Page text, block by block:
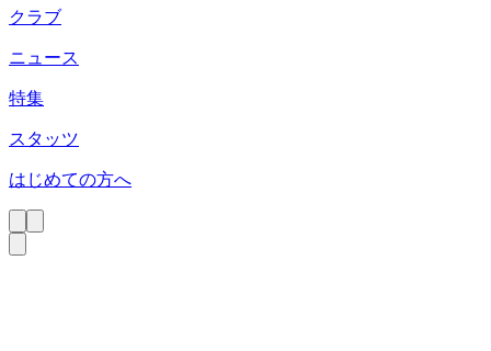
クラブ
ニュース
特集
スタッツ
はじめての方へ